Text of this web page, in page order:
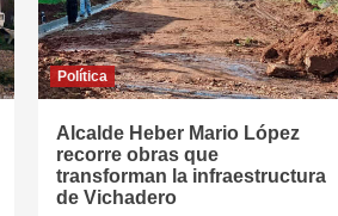
Política
Alcalde Heber Mario López
recorre obras que
transforman la infraestructura
de Vichadero